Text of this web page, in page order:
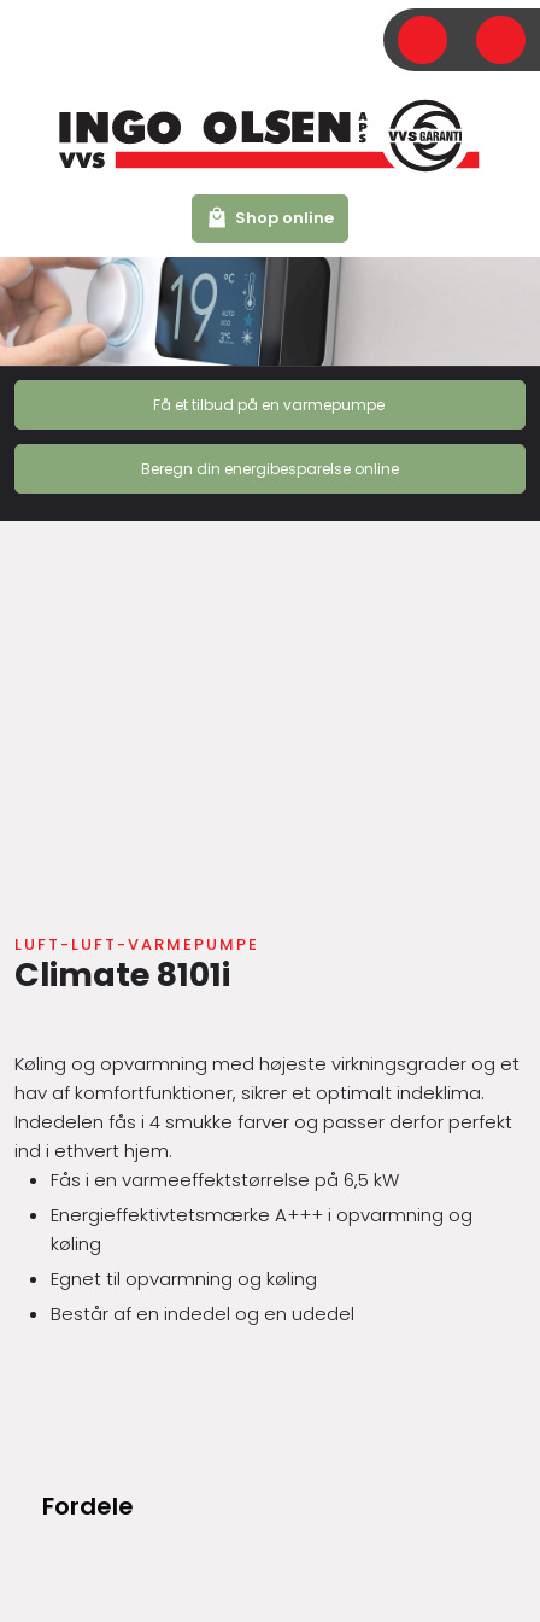
Shop​ online
Få et tilbud på en varmepumpe
Beregn din energibesparelse online
LUFT-LUFT-VARMEPUMPE
Climate 8101i
Køling og opvarmning med højeste virkningsgrader og et
hav af komfortfunktioner, sikrer et optimalt indeklima.
Indedelen fås i 4 smukke farver og passer derfor perfekt
ind i ethvert hjem.
Fås i en varmeeffektstørrelse på 6,5 kW
Energieffektivtetsmærke A+++ i opvarmning og
køling
Egnet til opvarmning og køling
Består af en indedel og en udedel
Fordele